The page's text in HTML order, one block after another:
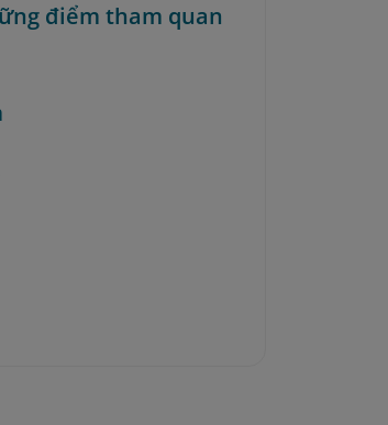
điểm tham quan